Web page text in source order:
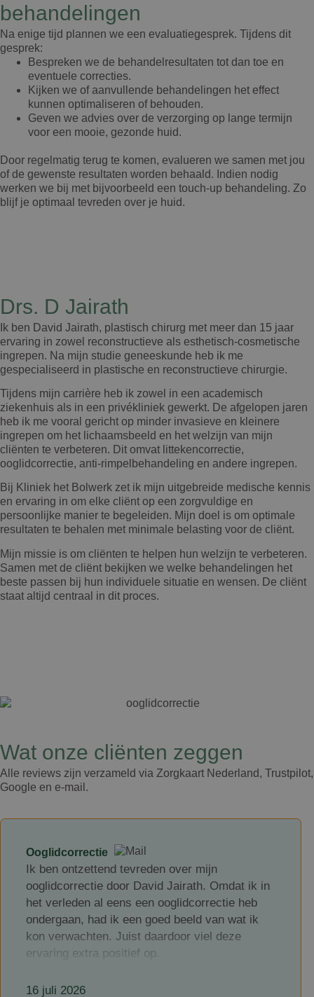
behandelingen
Na enige tijd plannen we een evaluatiegesprek. Tijdens dit
gesprek:
Bespreken we de behandelresultaten tot dan toe en
eventuele correcties.
Kijken we of aanvullende behandelingen het effect
kunnen optimaliseren of behouden.
Geven we advies over de verzorging op lange termijn
voor een mooie, gezonde huid.
Door regelmatig terug te komen, evalueren we samen met jou
of de gewenste resultaten worden behaald. Indien nodig
werken we bij met bijvoorbeeld een touch-up behandeling. Zo
blijf je optimaal tevreden over je huid.
Drs. D Jairath
Ik ben David Jairath, plastisch chirurg met meer dan 15 jaar
ervaring in zowel reconstructieve als esthetisch-cosmetische
ingrepen. Na mijn studie geneeskunde heb ik me
gespecialiseerd in plastische en reconstructieve chirurgie.
Tijdens mijn carrière heb ik zowel in een academisch
ziekenhuis als in een privékliniek gewerkt. De afgelopen jaren
heb ik me vooral gericht op minder invasieve en kleinere
ingrepen om het lichaamsbeeld en het welzijn van mijn
cliënten te verbeteren. Dit omvat littekencorrectie,
ooglidcorrectie, anti-rimpelbehandeling en andere ingrepen.
Bij Kliniek het Bolwerk zet ik mijn uitgebreide medische kennis
en ervaring in om elke cliënt op een zorgvuldige en
persoonlijke manier te begeleiden. Mijn doel is om optimale
resultaten te behalen met minimale belasting voor de cliënt.
Mijn missie is om cliënten te helpen hun welzijn te verbeteren.
Samen met de cliënt bekijken we welke behandelingen het
beste passen bij hun individuele situatie en wensen. De cliënt
staat altijd centraal in dit proces.
Wat onze cliënten zeggen​
Alle reviews zijn verzameld via Zorgkaart Nederland, Trustpilot,
Google en e-mail.
Ooglidcorrectie
Ik ben ontzettend tevreden over mijn
ooglidcorrectie door David Jairath. Omdat ik in
het verleden al eens een ooglidcorrectie heb
ondergaan, had ik een goed beeld van wat ik
kon verwachten. Juist daardoor viel deze
ervaring extra positief op.
16 juli 2026